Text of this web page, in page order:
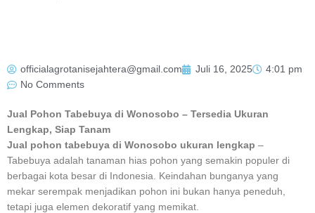
officialagrotanisejahtera@gmail.com Juli 16, 2025
4:01 pm
No Comments
Jual Pohon Tabebuya di Wonosobo – Tersedia Ukuran
Lengkap, Siap Tanam
Jual pohon tabebuya di Wonosobo ukuran lengkap –
Tabebuya adalah tanaman hias pohon yang semakin populer di
berbagai kota besar di Indonesia. Keindahan bunganya yang
mekar serempak menjadikan pohon ini bukan hanya peneduh,
tetapi juga elemen dekoratif yang memikat.